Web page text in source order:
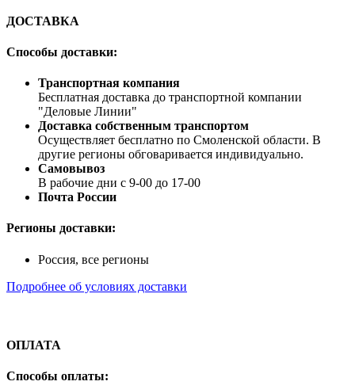
ДОСТАВКА
Способы доставки:
Транспортная компания
Бесплатная доставка до транспортной компании
"Деловые Линии"
Доставка собственным транспортом
Осуществляет бесплатно по Смоленской области. В
другие регионы обговаривается индивидуально.
Самовывоз
В рабочие дни с 9-00 до 17-00
Почта России
Регионы доставки:
Россия, все регионы
Подробнее об условиях доставки
ОПЛАТА
Способы оплаты: